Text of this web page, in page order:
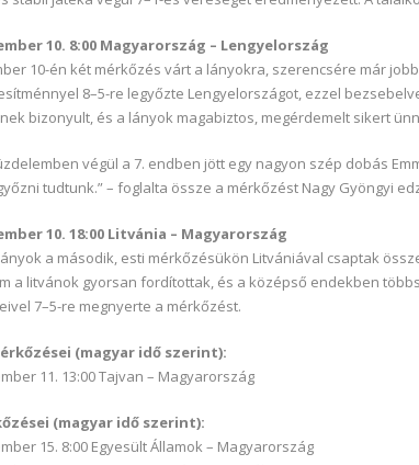
10. 8:00 Magyarország – Lengyelország
10-én két mérkőzés várt a lányokra, szerencsére már
8–5-re legyőzte Lengyelországot, ezzel
bizonyult, és a lányok magabiztos, megérdemelt sikert
végül a 7. endben jött egy nagyon szép dobás
tudtunk.” – foglalta össze a mérkőzést Nagy Gyöngyi
10. 18:00 Litvánia – Magyarország
a második, esti mérkőzésükön Litvániával csaptak
a litvánok gyorsan fordítottak, és a középső endekben
7–5-re megnyerte a mérkőzést.
(magyar idő szerint):
11. 13:00 Tajvan – Magyarország
(magyar idő szerint):
15. 8:00 Egyesült Államok – Magyarország